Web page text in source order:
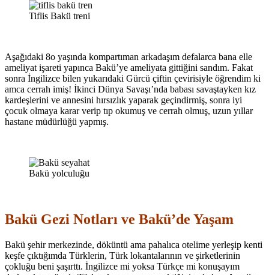
Tiflis Bakü treni
Aşağıdaki 8o yaşında kompartıman arkadaşım defalarca bana elle
ameliyat işareti yapınca Bakü’ye ameliyata gittiğini sandım. Fakat
sonra İngilizce bilen yukarıdaki Gürcü çiftin çevirisiyle öğrendim ki
amca cerrah imiş! İkinci Dünya Savaşı’nda babası savaştayken kız
kardeşlerini ve annesini hırsızlık yaparak geçindirmiş, sonra iyi
çocuk olmaya karar verip tıp okumuş ve cerrah olmuş, uzun yıllar
hastane müdürlüğü yapmış.
Bakü yolculuğu
Bakü Gezi Notları ve Bakü’de Yaşam
Bakü şehir merkezinde, döküntü ama pahalıca otelime yerleşip kenti
keşfe çıktığımda Türklerin, Türk lokantalarının ve şirketlerinin
çokluğu beni şaşırttı. İngilizce mi yoksa Türkçe mi konuşayım